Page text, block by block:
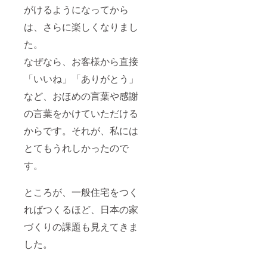
がけるようになってから
は、さらに楽しくなりまし
た。
なぜなら、お客様から直接
「いいね」「ありがとう」
など、おほめの言葉や感謝
の言葉をかけていただける
からです。それが、私には
とてもうれしかったので
す。
ところが、一般住宅をつく
ればつくるほど、日本の家
づくりの課題も見えてきま
した。